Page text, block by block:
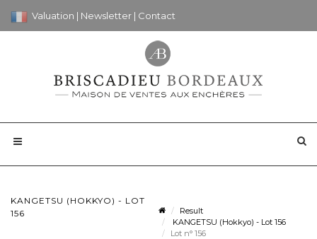
Valuation | Newsletter | Contact
KANGETSU (HOKKYO) - LOT
156
Result
KANGETSU (Hokkyo) - Lot 156
Lot n° 156